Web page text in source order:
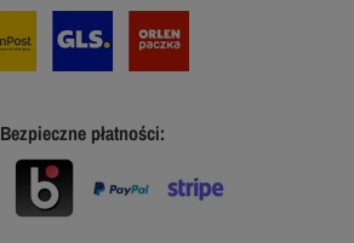
Bezpieczne płatności: